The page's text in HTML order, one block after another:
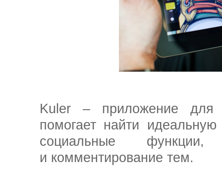
Kuler – приложение для
помогает найти
социальные функции,
и комментирование тем.